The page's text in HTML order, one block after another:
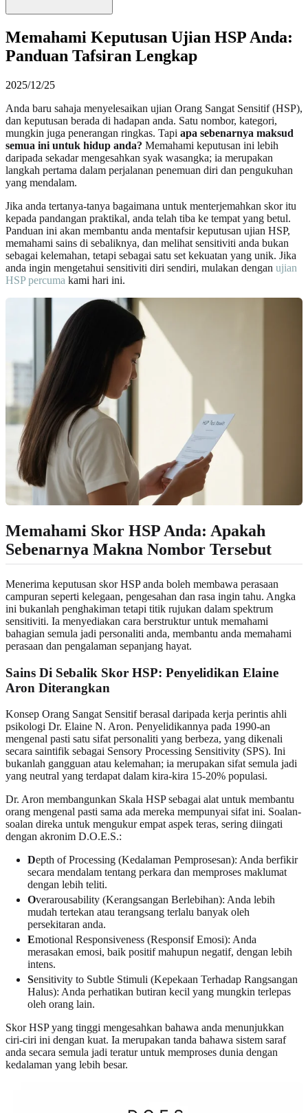
Memahami Keputusan Ujian HSP Anda:
Panduan Tafsiran Lengkap
2025/12/25
Anda baru sahaja menyelesaikan ujian Orang Sangat Sensitif (HSP),
dan keputusan berada di hadapan anda. Satu nombor, kategori,
mungkin juga penerangan ringkas. Tapi apa sebenarnya maksud
semua ini untuk hidup anda? Memahami keputusan ini lebih
daripada sekadar mengesahkan syak wasangka; ia merupakan
langkah pertama dalam perjalanan penemuan diri dan pengukuhan
yang mendalam.
Jika anda tertanya-tanya bagaimana untuk menterjemahkan skor itu
kepada pandangan praktikal, anda telah tiba ke tempat yang betul.
Panduan ini akan membantu anda mentafsir keputusan ujian HSP,
memahami sains di sebaliknya, dan melihat sensitiviti anda bukan
sebagai kelemahan, tetapi sebagai satu set kekuatan yang unik. Jika
anda ingin mengetahui sensitiviti diri sendiri, mulakan dengan ujian
HSP percuma kami hari ini.
Memahami Skor HSP Anda: Apakah
Sebenarnya Makna Nombor Tersebut
Menerima keputusan skor HSP anda boleh membawa perasaan
campuran seperti kelegaan, pengesahan dan rasa ingin tahu. Angka
ini bukanlah penghakiman tetapi titik rujukan dalam spektrum
sensitiviti. Ia menyediakan cara berstruktur untuk memahami
bahagian semula jadi personaliti anda, membantu anda memahami
perasaan dan pengalaman sepanjang hayat.
Sains Di Sebalik Skor HSP: Penyelidikan Elaine
Aron Diterangkan
Konsep Orang Sangat Sensitif berasal daripada kerja perintis ahli
psikologi Dr. Elaine N. Aron. Penyelidikannya pada 1990-an
mengenal pasti satu sifat personaliti yang berbeza, yang dikenali
secara saintifik sebagai Sensory Processing Sensitivity (SPS). Ini
bukanlah gangguan atau kelemahan; ia merupakan sifat semula jadi
yang neutral yang terdapat dalam kira-kira 15-20% populasi.
Dr. Aron membangunkan Skala HSP sebagai alat untuk membantu
orang mengenal pasti sama ada mereka mempunyai sifat ini. Soalan-
soalan direka untuk mengukur empat aspek teras, sering diingati
dengan akronim D.O.E.S.:
Depth of Processing (Kedalaman Pemprosesan): Anda berfikir
secara mendalam tentang perkara dan memproses maklumat
dengan lebih teliti.
Overarousability (Kerangsangan Berlebihan): Anda lebih
mudah tertekan atau terangsang terlalu banyak oleh
persekitaran anda.
Emotional Responsiveness (Responsif Emosi): Anda
merasakan emosi, baik positif mahupun negatif, dengan lebih
intens.
Sensitivity to Subtle Stimuli (Kepekaan Terhadap Rangsangan
Halus): Anda perhatikan butiran kecil yang mungkin terlepas
oleh orang lain.
Skor HSP yang tinggi mengesahkan bahawa anda menunjukkan
ciri-ciri ini dengan kuat. Ia merupakan tanda bahawa sistem saraf
anda secara semula jadi teratur untuk memproses dunia dengan
kedalaman yang lebih besar.